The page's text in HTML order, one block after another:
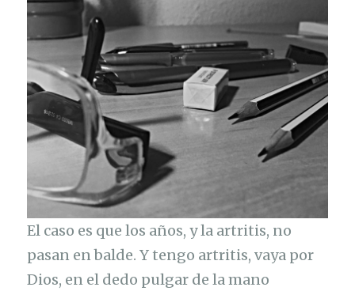
El caso es que los años, y la artritis, no
pasan en balde. Y tengo artritis, vaya por
Dios, en el dedo pulgar de la mano